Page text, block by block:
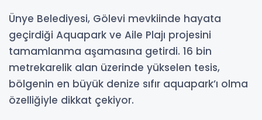
Ünye Belediyesi, Gölevi mevkiinde hayata
geçirdiği Aquapark ve Aile Plajı projesini
tamamlanma aşamasına getirdi. 16 bin
metrekarelik alan üzerinde yükselen tesis,
bölgenin en büyük denize sıfır aquapark’ı olma
özelliğiyle dikkat çekiyor.